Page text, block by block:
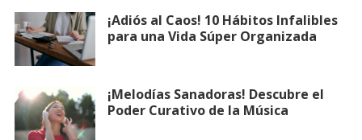
¡Adiós al Caos! 10 Hábitos Infalibles
para una Vida Súper Organizada
¡Melodías Sanadoras! Descubre el
Poder Curativo de la Música